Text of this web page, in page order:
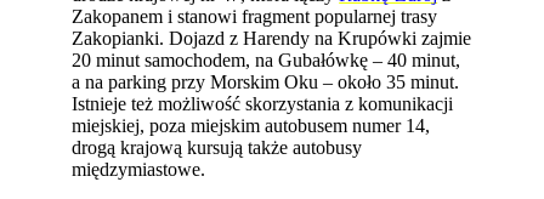
Zakopanem i stanowi fragment popularnej trasy
Zakopianki. Dojazd z Harendy na Krupówki zajmie
20 minut samochodem, na Gubałówkę – 40 minut,
a na parking przy Morskim Oku – około 35 minut.
Istnieje też możliwość skorzystania z komunikacji
miejskiej, poza miejskim autobusem numer 14,
drogą krajową kursują także autobusy
międzymiastowe.